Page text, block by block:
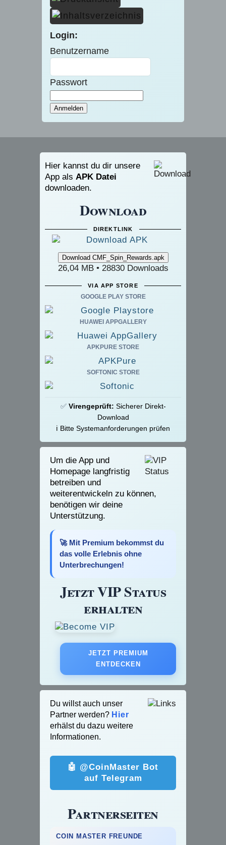
Login:
Benutzername
Passwort
Hier kannst du dir unsere
App als APK Datei
downloaden.
Download
DIREKTLINK
26,04 MB • 28830 Downloads
VIA APP STORE
GOOGLE PLAY STORE
HUAWEI APPGALLERY
APKPURE STORE
SOFTONIC STORE
✅ Virengeprüft: Sicherer Direkt-
Download
ℹ️ Bitte Systemanforderungen prüfen
Um die App und
Homepage langfristig
betreiben und
weiterentwickeln zu können,
benötigen wir deine
Unterstützung.
🚀 Mit Premium bekommst du
das volle Erlebnis ohne
Unterbrechungen!
Jetzt VIP Status
erhalten
JETZT PREMIUM
ENTDECKEN
Du willst auch unser
Partner werden? Hier
erhälst du dazu weitere
Informationen.
🤖 @CoinMaster Bot
auf Telegram
Partnerseiten
COIN MASTER FREUNDE